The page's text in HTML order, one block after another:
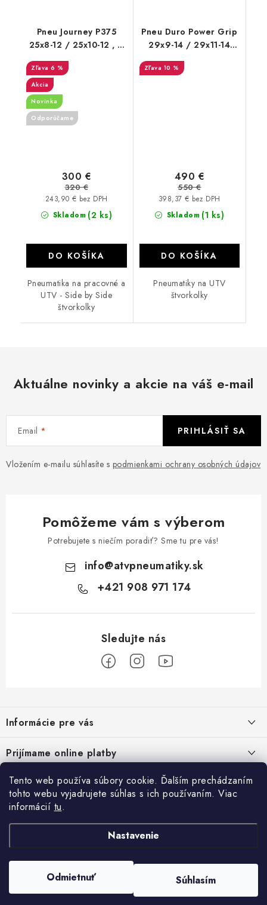
Tento web používa súbory cookie. Ďalším prechádzaním
tohto webu vyjadrujete súhlas s ich používaním. Viac
informácií tu.
Nastavenie
Odmietnuť Súhlasím
Pneu Journey P375
25x8-12 / 25x10-12 , 6
6 %
Akcia
Novinka
Odporúčame
Skladom (2 ks)
243,90 € bez DPH
300 €
320 €
DO KOŠÍKA
Pneumatika na pracovné a
UTV - Side by Side
štvorkolky
Pneu Duro Power Grip
29x9-14 / 29x11-14
10 %
Skladom (1 ks)
398,37 € bez DPH
490 €
550 €
DO KOŠÍKA
Pneumatiky na UTV
štvorkolky
Aktuálne novinky a akcie na váš e-mail
Email
Vložením e-mailu súhlasíte s podmienkami ochrany osobných údajov
PRIHLÁSIŤ SA
Pomôžeme vám s výberom
Potrebujete s niečím poradiť? Sme tu pre vás!
info@atvpneumatiky.sk
+421 908 971 174
p
ä
t
Informácie pre vás
Reklamačný poriadok - formulár
Kontakt
Prijímame online platby
Prihlásenie
E-mail
Heslo
Facebook
Posledné hodnotenie produktov
Vytvoril Shoptet
Copyright 2026ATV pneumatiky . Všetky práva vyhradené.